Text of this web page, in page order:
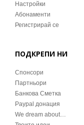
Настройки
Абонаменти
Регистрирай се
ПОДКРЕПИ НИ
Спонсори
Партньори
Банкова Сметка
Paypal донация
We dream about…